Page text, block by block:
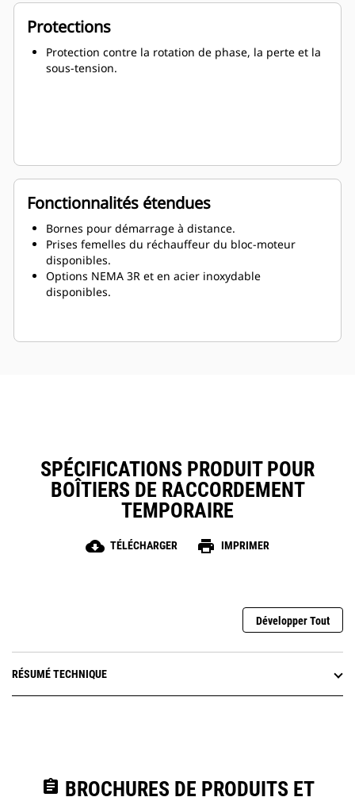
Protections
Protection contre la rotation de phase, la perte et la
sous-tension.
Fonctionnalités étendues
Bornes pour démarrage à distance.
Prises femelles du réchauffeur du bloc-moteur
disponibles.
Options NEMA 3R et en acier inoxydable
disponibles.
SPÉCIFICATIONS PRODUIT POUR
BOÎTIERS DE RACCORDEMENT
TEMPORAIRE
cloud_download TÉLÉCHARGER print IMPRIMER
Développer Tout
RÉSUMÉ TECHNIQUE
assignment BROCHURES DE PRODUITS ET